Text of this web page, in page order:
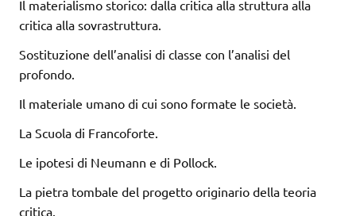
Il materialismo storico: dalla critica alla struttura alla
critica alla sovrastruttura.
Sostituzione dell’analisi di classe con l’analisi del
profondo.
Il materiale umano di cui sono formate le società.
La Scuola di Francoforte.
Le ipotesi di Neumann e di Pollock.
La pietra tombale del progetto originario della teoria
critica.